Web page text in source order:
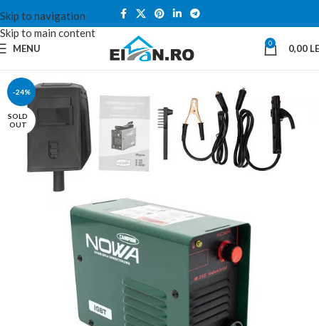
Skip to navigation
Skip to main content
MENU 0 0,00
-24%
SOLD
OUT